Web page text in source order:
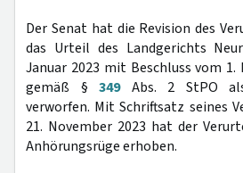
Der Senat hat die Revision des
das Urteil des Landgerichts
Januar 2023 mit Beschluss vom 1.
gemäß §349Abs. 2 StPO
verworfen. Mit Schriftsatz seines
21. November 2023 hat der
Anhörungsrüge erhoben.